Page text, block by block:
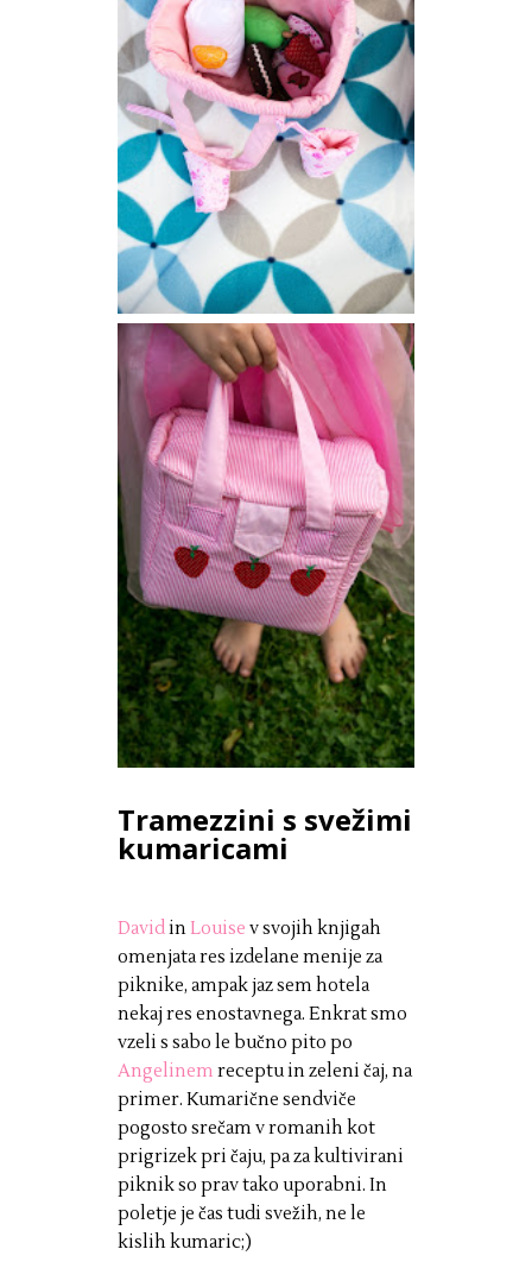
Tramezzini s svežimi
kumaricami
DavidinLouise v svojih knjigah
omenjata res izdelane menije za
piknike, ampak jaz sem hotela
nekaj res enostavnega. Enkrat smo
vzeli s sabo le bučno pito po
Angelinem receptu in zeleni čaj, na
primer. Kumarične sendviče
pogosto srečam v romanih kot
prigrizek pri čaju, pa za kultivirani
piknik so prav tako uporabni. In
poletje je čas tudi svežih, ne le
kislih kumaric;)